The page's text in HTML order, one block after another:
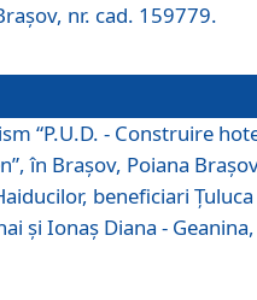
nr. cad. 159779.
“P.U.D. - Construire
în Braşov, Poiana
beneficiari
şi Ionaş Diana - Geanina,